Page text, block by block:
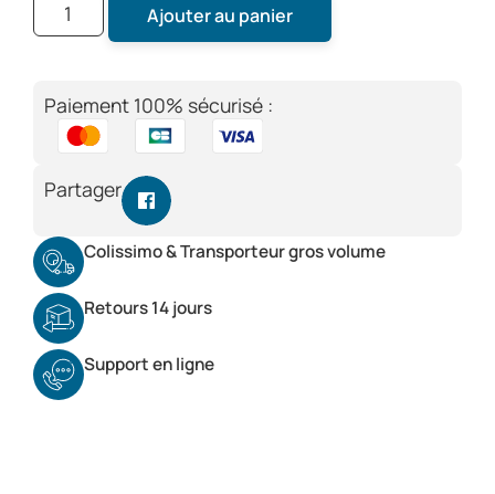
Ajouter au panier
Paiement 100% sécurisé :
Partager
Colissimo & Transporteur gros volume
Retours 14 jours
Support en ligne